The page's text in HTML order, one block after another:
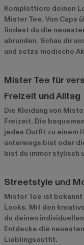
Komplettiere deinen
Mister Tee. Von Caps
findest du die
abrunden. Schau dir
und setze modische
Mister Tee für
Freizeit und Alltag
Die Kleidung von
Freizeit. Die
jedes Outfit zu einem
unterwegs bist oder
bist du immer stylisch
Streetstyle und
Mister Tee ist
Looks. Mit den
du deinen
Entdecke die
Lieblingsoutfit.